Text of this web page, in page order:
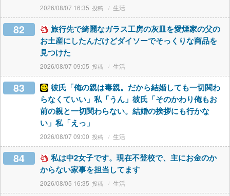
2026/08/07 16:35 生活
82
旅行先で綺麗なガラス工房の灰皿を愛煙家の父の
お土産にしたんだけどダイソーでそっくりな商品を
見つけた
2026/08/07 09:05 生活
83
彼氏「俺の親は毒親。だから結婚しても一切関わ
らなくていい」私「うん」彼氏「そのかわり俺もお
前の親と一切関わらない。結婚の挨拶にも行かな
い」私「えっ」
2026/08/07 09:00 生活
84
私は中2女子です。現在不登校で、主にお金のか
からない家事を担当してます
2026/08/05 16:35 生活